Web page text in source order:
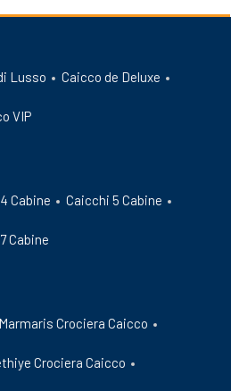
Lusso Caicco de Deluxe
VIP
Cabine Caicchi 5 Cabine
Cabine
Marmaris Crociera Caicco
Crociera Caicco